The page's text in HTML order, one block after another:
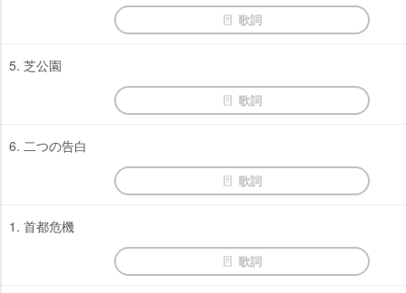
歌詞
5. 芝公園
歌詞
6. 二つの告白
歌詞
1. 首都危機
歌詞